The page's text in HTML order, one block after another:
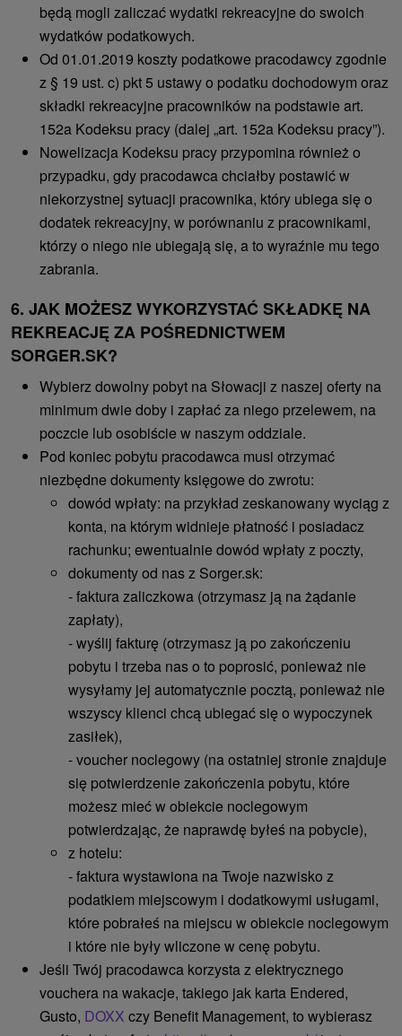
będą mogli zaliczać wydatki rekreacyjne do swoich
wydatków podatkowych.
Od 01.01.2019 koszty podatkowe pracodawcy zgodnie
z § 19 ust. c) pkt 5 ustawy o podatku dochodowym oraz
składki rekreacyjne pracowników na podstawie art.
152a Kodeksu pracy (dalej „art. 152a Kodeksu pracy”).
Nowelizacja Kodeksu pracy przypomina również o
przypadku, gdy pracodawca chciałby postawić w
niekorzystnej sytuacji pracownika, który ubiega się o
dodatek rekreacyjny, w porównaniu z pracownikami,
którzy o niego nie ubiegają się, a to wyraźnie mu tego
zabrania.
6. JAK MOŻESZ WYKORZYSTAĆ SKŁADKĘ NA
REKREACJĘ ZA POŚREDNICTWEM
SORGER.SK?
Wybierz dowolny pobyt na Słowacji z naszej oferty na
minimum dwie doby i zapłać za niego przelewem, na
poczcie lub osobiście w naszym oddziale.
Pod koniec pobytu pracodawca musi otrzymać
niezbędne dokumenty księgowe do zwrotu:
dowód wpłaty: na przykład zeskanowany wyciąg z
konta, na którym widnieje płatność i posiadacz
rachunku; ewentualnie dowód wpłaty z poczty,
dokumenty od nas z Sorger.sk:
- faktura zaliczkowa (otrzymasz ją na żądanie
zapłaty),
- wyślij fakturę (otrzymasz ją po zakończeniu
pobytu i trzeba nas o to poprosić, ponieważ nie
wysyłamy jej automatycznie pocztą, ponieważ nie
wszyscy klienci chcą ubiegać się o wypoczynek
zasiłek),
- voucher noclegowy (na ostatniej stronie znajduje
się potwierdzenie zakończenia pobytu, które
możesz mieć w obiekcie noclegowym
potwierdzając, że naprawdę byłeś na pobycie),
z hotelu:
- faktura wystawiona na Twoje nazwisko z
podatkiem miejscowym i dodatkowymi usługami,
które pobrałeś na miejscu w obiekcie noclegowym
i które nie były wliczone w cenę pobytu.
Jeśli Twój pracodawca korzysta z elektrycznego
vouchera na wakacje, takiego jak karta Endered,
Gusto, DOXX czy Benefit Management, to wybierasz